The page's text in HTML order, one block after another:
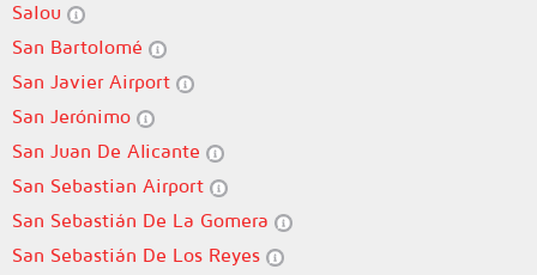
Salou
San Bartolomé
San Javier Airport
San Jerónimo
San Juan De Alicante
San Sebastian Airport
San Sebastián De La Gomera
San Sebastián De Los Reyes